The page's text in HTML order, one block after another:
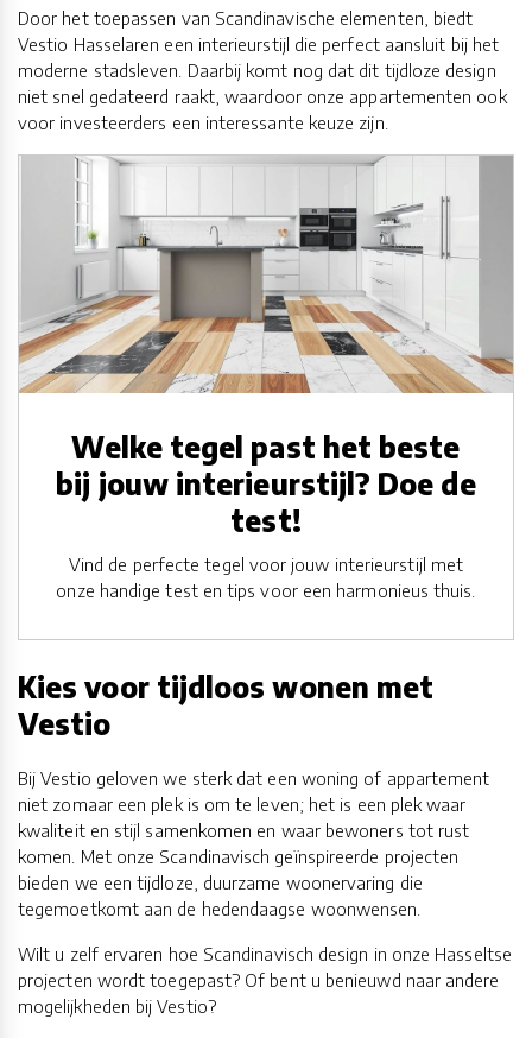
Door het toepassen van Scandinavische elementen, biedt
Vestio Hasselaren een interieurstijl die perfect aansluit bij het
moderne stadsleven. Daarbij komt nog dat dit tijdloze design
niet snel gedateerd raakt, waardoor onze appartementen ook
voor investeerders een interessante keuze zijn.
Welke tegel past het beste
bij jouw interieurstijl? Doe de
test!
Vind de perfecte tegel voor jouw interieurstijl met
onze handige test en tips voor een harmonieus thuis.
Kies voor tijdloos wonen met
Vestio
Bij Vestio geloven we sterk dat een woning of appartement
niet zomaar een plek is om te leven; het is een plek waar
kwaliteit en stijl samenkomen en waar bewoners tot rust
komen. Met onze Scandinavisch geïnspireerde projecten
bieden we een tijdloze, duurzame woonervaring die
tegemoetkomt aan de hedendaagse woonwensen.
Wilt u zelf ervaren hoe Scandinavisch design in onze Hasseltse
projecten wordt toegepast? Of bent u benieuwd naar andere
mogelijkheden bij Vestio?